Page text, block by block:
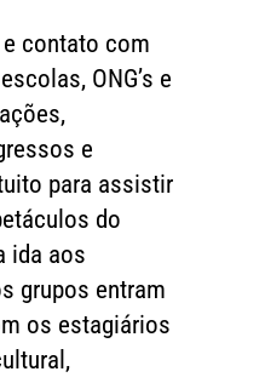
contato com
ONG’s e
e
para assistir
do
ida aos
grupos entram
os estagiários